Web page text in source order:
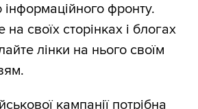
фронту.
своїх сторінках і блогах
лінки на нього своїм
кампанії потрібна